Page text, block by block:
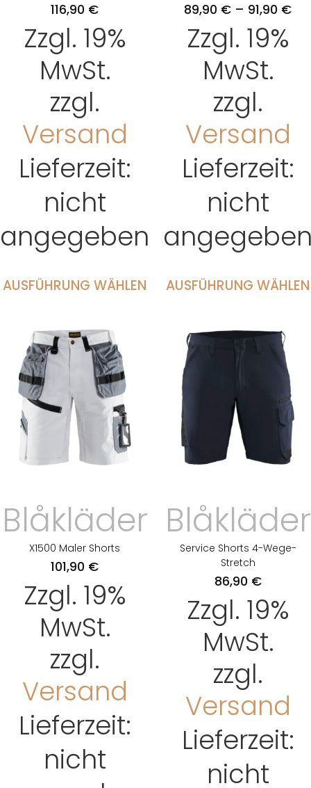
116,90 €
Zzgl. 19%
MwSt.
zzgl.
Versand
Lieferzeit:
nicht
angegeben
AUSFÜHRUNG WÄHLEN
89,90 € – 91,90 €
Zzgl. 19%
MwSt.
zzgl.
Versand
Lieferzeit:
nicht
AUSFÜHRUNG WÄHLEN
Blåkläder
X1500 Maler Shorts
101,90 €
Zzgl. 19%
MwSt.
zzgl.
Versand
Lieferzeit:
nicht
Blåkläder
Service Shorts 4-Wege-
Stretch
86,90 €
Zzgl. 19%
MwSt.
zzgl.
Versand
Lieferzeit:
nicht